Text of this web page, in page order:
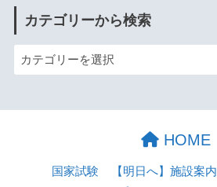
カテゴリーから検索
HOME
国家試験 【明日へ】施設案内